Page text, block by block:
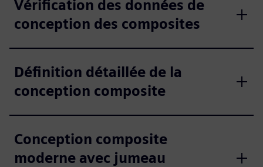
Vérification des données de
conception des composites
Définition détaillée de la
conception composite
Conception composite
moderne avec jumeau